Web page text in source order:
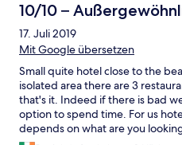
10/10 –
17. Juli 2019
Mit Google übersetzen
Small quite hotel close to the
isolated area there are 3
that's it. Indeed if there is bad
option to spend time. For us
depends on what are you